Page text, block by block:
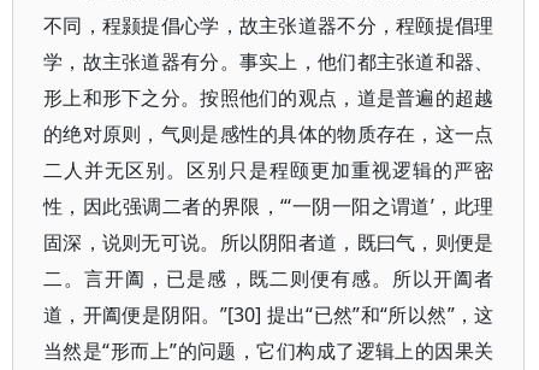
不同，程颢提倡心学，故主张道器不分，程颐提倡理
学，故主张道器有分。事实上，他们都主张道和器、
形上和形下之分。按照他们的观点，道是普遍的超越
的绝对原则，气则是感性的具体的物质存在，这一点
二人并无区别。区别只是程颐更加重视逻辑的严密
性，因此强调二者的界限，“‘一阴一阳之谓道’，此理
固深，说则无可说。所以阴阳者道，既曰气，则便是
二。言开阖，已是感，既二则便有感。所以开阖者
道，开阖便是阴阳。”[30] 提出“已然”和“所以然”，这
当然是“形而上”的问题，它们构成了逻辑上的因果关